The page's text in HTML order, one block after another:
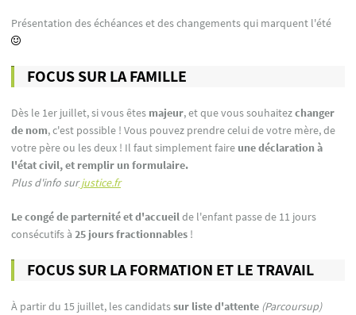
Présentation des échéances et des changements qui marquent l'été
FOCUS SUR LA FAMILLE
Dès le 1er juillet, si vous êtes majeur, et que vous souhaitezchanger
de nom, c'est possible ! Vous pouvez prendre celui de votre mère, de
votre père ou les deux ! Il faut simplement faire une déclaration à
l'état civil, et remplir un formulaire.
Plus d'info surjustice.fr
Le congé de parternité et d'accueilde l'enfant passe de 11 jours
consécutifs à 25 jours fractionnables !
FOCUS SUR LA FORMATION ET LE TRAVAIL
À partir du 15 juillet, les candidatssur liste d'attente (Parcoursup)